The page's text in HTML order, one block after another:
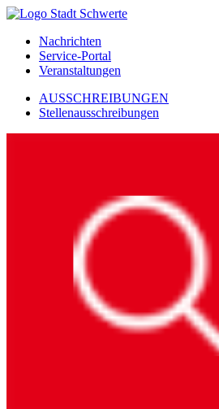
Nachrichten
Service-Portal
Veranstaltungen
AUSSCHREIBUNGEN
Stellenausschreibungen